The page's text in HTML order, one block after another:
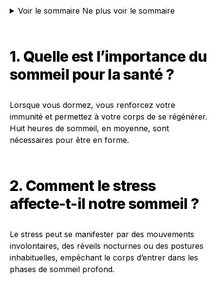
Voir le sommaire Ne plus voir le sommaire
1. Quelle est l’importance du
sommeil pour la santé ?
Lorsque vous dormez, vous renforcez votre
immunité et permettez à votre corps de se régénérer.
Huit heures de sommeil, en moyenne, sont
nécessaires pour être en forme.
2. Comment le stress
affecte-t-il notre sommeil ?
Le stress peut se manifester par des mouvements
involontaires, des réveils nocturnes ou des postures
inhabituelles, empêchant le corps d’entrer dans les
phases de sommeil profond.